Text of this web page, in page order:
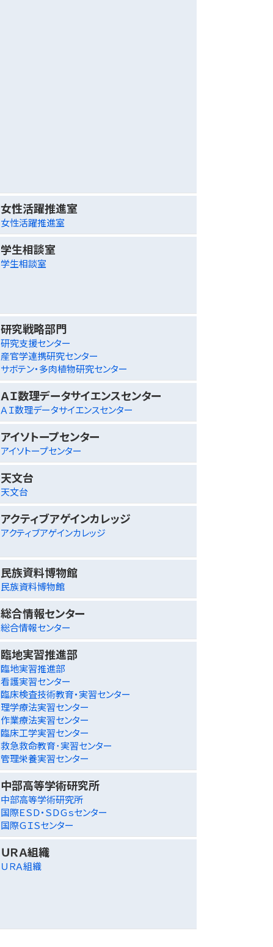
女性活躍推進室
女性活躍推進室
学生相談室
学生相談室
研究戦略部門
研究支援センター
産官学連携研究センター
サボテン・多肉植物研究センター
ＡＩ数理データサイエンスセンター
ＡＩ数理データサイエンスセンター
アイソトープセンター
アイソトープセンター
天文台
天文台
アクティブアゲインカレッジ
アクティブアゲインカレッジ
民族資料博物館
民族資料博物館
総合情報センター
総合情報センター
臨地実習推進部
臨地実習推進部
看護実習センター
臨床検査技術教育・実習センター
理学療法実習センター
作業療法実習センター
臨床工学実習センター
救急救命教育･実習センター
管理栄養実習センター
中部高等学術研究所
中部高等学術研究所
国際ＥＳＤ・ＳＤＧｓセンター
国際ＧＩＳセンター
ＵＲＡ組織
ＵＲＡ組織